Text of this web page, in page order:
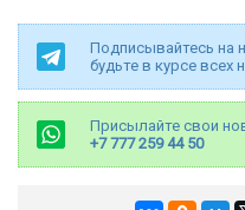
Подписывайтесь на
будьте в курсе всех
Присылайте свои
+7 777 259 44 50